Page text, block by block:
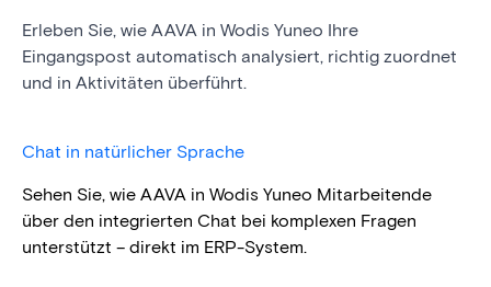
Erleben Sie, wie AAVA in Wodis Yuneo Ihre
Eingangspost automatisch analysiert, richtig zuordnet
und in Aktivitäten überführt.
Chat in natürlicher Sprache
Sehen Sie, wie AAVA in Wodis Yuneo Mitarbeitende
über den integrierten Chat bei komplexen Fragen
unterstützt – direkt im ERP-System.